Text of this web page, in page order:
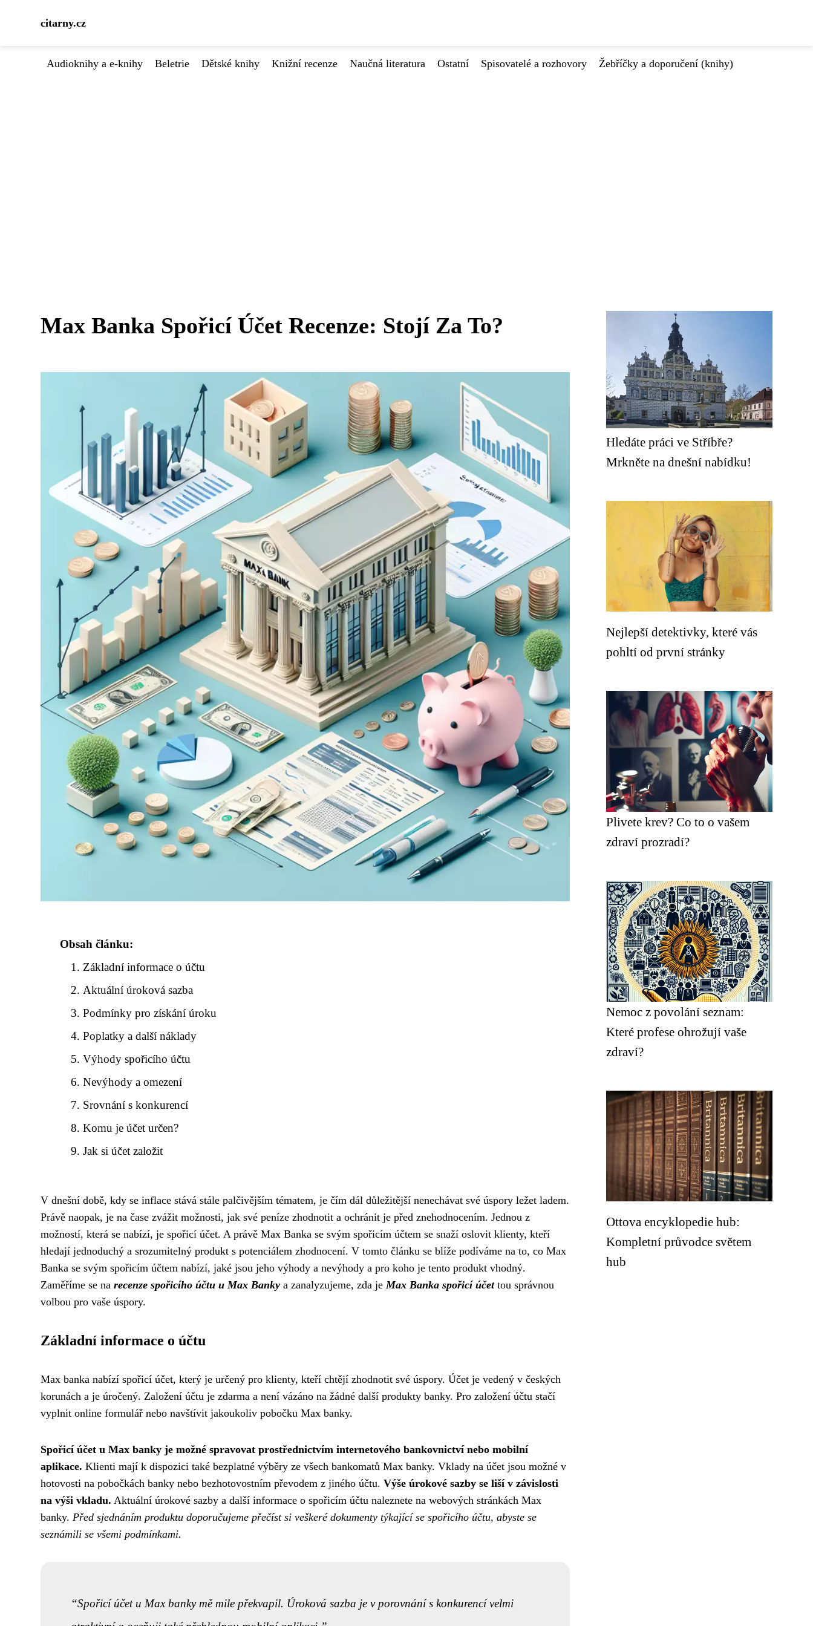
citarny.cz
Audioknihy a e-knihy Beletrie Dětské knihy Knižní recenze Naučná literatura Ostatní Spisovatelé a rozhovory Žebříčky a doporučení (knihy)
Max Banka Spořicí Účet Recenze: Stojí Za To?
Obsah článku:
Základní informace o účtu
Aktuální úroková sazba
Podmínky pro získání úroku
Poplatky a další náklady
Výhody spořicího účtu
Nevýhody a omezení
Srovnání s konkurencí
Komu je účet určen?
Jak si účet založit
V dnešní době, kdy se inflace stává stále palčivějším tématem, je čím dál důležitější nenechávat své úspory ležet ladem.
Právě naopak, je na čase zvážit možnosti, jak své peníze zhodnotit a ochránit je před znehodnocením. Jednou z
možností, která se nabízí, je spořicí účet. A právě Max Banka se svým spořicím účtem se snaží oslovit klienty, kteří
hledají jednoduchý a srozumitelný produkt s potenciálem zhodnocení. V tomto článku se blíže podíváme na to, co Max
Banka se svým spořicím účtem nabízí, jaké jsou jeho výhody a nevýhody a pro koho je tento produkt vhodný.
Zaměříme se na recenze spořicího účtu u Max Banky a zanalyzujeme, zda jeMax Banka spořicí účettou správnou
volbou pro vaše úspory.
Základní informace o účtu
Max banka nabízí spořicí účet, který je určený pro klienty, kteří chtějí zhodnotit své úspory. Účet je vedený v českých
korunách a je úročený. Založení účtu je zdarma a není vázáno na žádné další produkty banky. Pro založení účtu stačí
vyplnit online formulář nebo navštívit jakoukoliv pobočku Max banky.
Spořicí účet u Max banky je možné spravovat prostřednictvím internetového bankovnictví nebo mobilní
aplikace. Klienti mají k dispozici také bezplatné výběry ze všech bankomatů Max banky. Vklady na účet jsou možné v
hotovosti na pobočkách banky nebo bezhotovostním převodem z jiného účtu. Výše úrokové sazby se liší v závislosti
na výši vkladu. Aktuální úrokové sazby a další informace o spořicím účtu naleznete na webových stránkách Max
banky. Před sjednáním produktu doporučujeme přečíst si veškeré dokumenty týkající se spořicího účtu, abyste se
seznámili se všemi podmínkami.
Spořicí účet u Max banky mě mile překvapil. Úroková sazba je v porovnání s konkurencí velmi
Hledáte práci ve Stříbře?
Mrkněte na dnešní nabídku!
Nejlepší detektivky, které vás
pohltí od první stránky
Plivete krev? Co to o vašem
zdraví prozradí?
Nemoc z povolání seznam:
Které profese ohrožují vaše
zdraví?
Ottova encyklopedie hub:
Kompletní průvodce světem
hub